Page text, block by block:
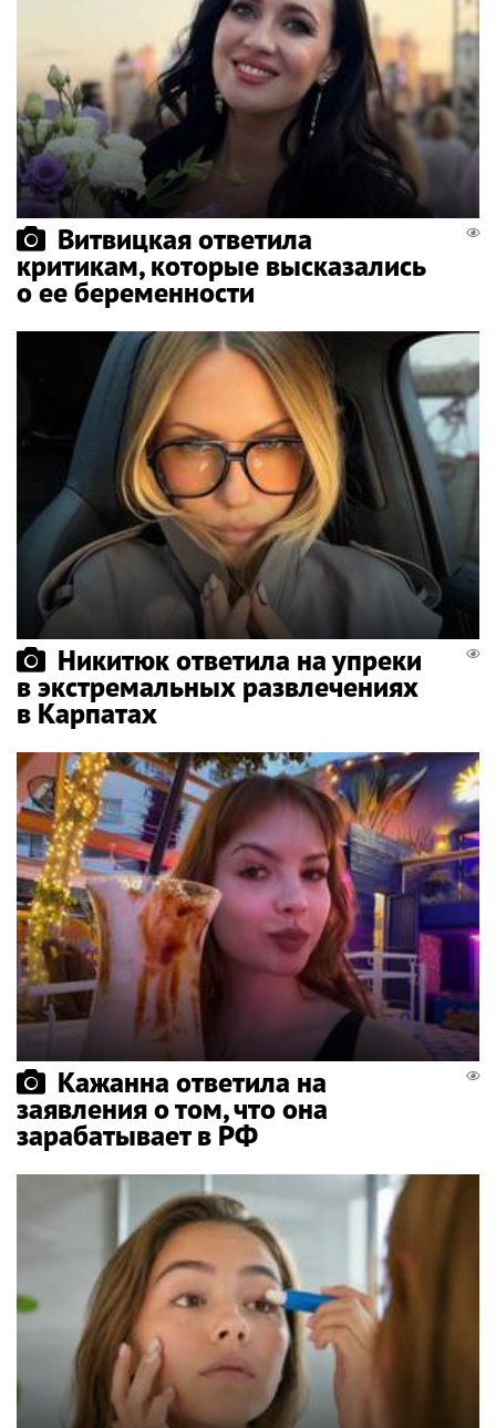
Витвицкая ответила
критикам, которые высказались
о ее беременности
Никитюк ответила на упреки
в экстремальных развлечениях
в Карпатах
Кажанна ответила на
заявления о том, что она
зарабатывает в РФ